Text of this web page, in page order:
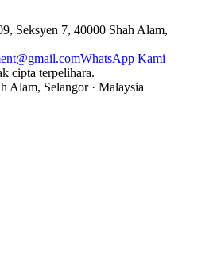
Seksyen 7, 40000 Shah Alam,
WhatsApp Kami
cipta terpelihara.
Alam, Selangor · Malaysia